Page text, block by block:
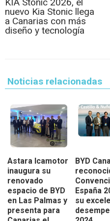
nuevo Kia Stonic llega
a Canarias con más
diseño y tecnología
Noticias relacionadas
Astara Icamotor
inaugura su
renovado
espacio de BYD
en Las Palmas y
presenta para
BYD
España
su